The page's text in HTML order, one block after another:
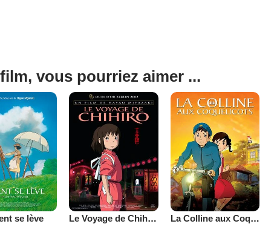
vous pourriez aimer ...
se lève Le Voyage de Chihiro La Colline aux Coquelicots